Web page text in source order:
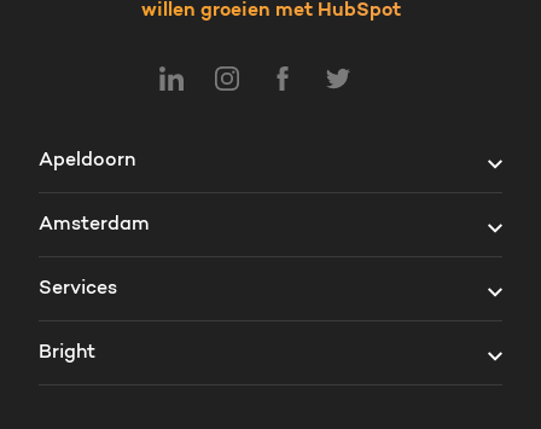
willen groeien met HubSpot
Apeldoorn
+31 85 - 760 81 81
Wijchenseweg 102
Amsterdam
+31 85 - 760 81 81
Services
HubSpot development
Bright